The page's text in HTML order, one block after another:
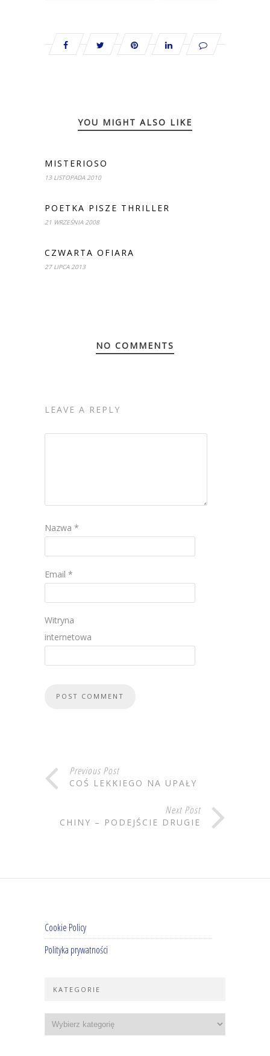
YOU MIGHT ALSO LIKE
MISTERIOSO
13 LISTOPADA 2010
POETKA PISZE THRILLER
21 WRZEŚNIA 2008
CZWARTA OFIARA
27 LIPCA 2013
NO COMMENTS
LEAVE A REPLY
Nazwa *
Email *
Witryna
internetowa
Previous Post
COŚ LEKKIEGO NA UPAŁY
Next Post
CHINY – PODEJŚCIE DRUGIE
Cookie Policy
Polityka prywatności
KATEGORIE